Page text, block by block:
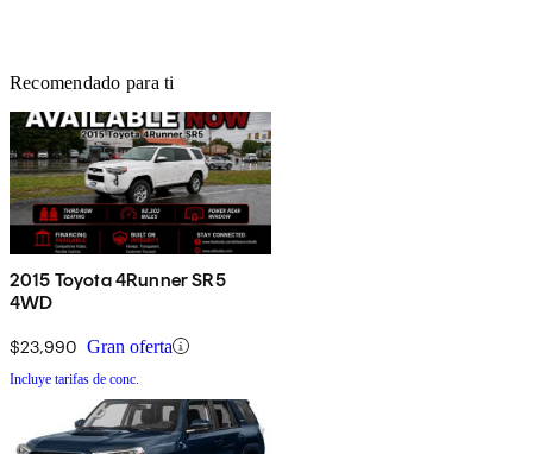
Recomendado para ti
2015 Toyota 4Runner SR5
4WD
$23,990 Gran oferta
Incluye tarifas de conc.